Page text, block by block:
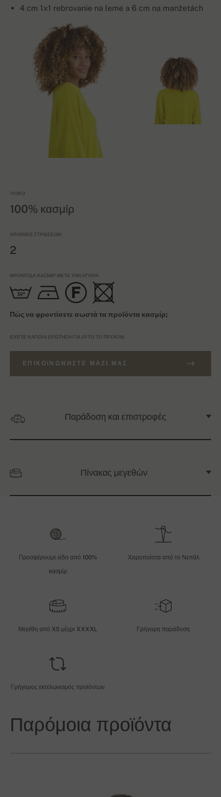
4 cm 1x1 rebrovanie na leme a 6 cm na manžetách
ΥΛΙΚΌ
100% κασμίρ
ΑΡΙΘΜΌΣ ΣΤΡΏΣΕΩΝ
2
ΦΡΟΝΤΊΔΑ ΚΑΣΜΊΡ ΜΕΤΆ ΤΗΝ ΑΓΟΡΆ
Πώς να φροντίσετε σωστά τα προϊόντα κασμίρ;
ΈΧΕΤΕ ΚΆΠΟΙΑ ΕΡΏΤΗΣΗ ΓΙΑ ΑΥΤΌ ΤΟ ΠΡΟΪΌΝ;
ΕΠΙΚΟΙΝΩΝΉΣΤΕ ΜΑΖΊ ΜΑΣ
Παράδοση και επιστροφές
Πίνακας μεγεθών
Προσφέρουμε είδη από 100%
κασμίρ
Χειροποίητα από το Νεπάλ
Μεγέθη από XS μέχρι XXXXL Γρήγορη παράδοση
Γρήγορος εκτελωνισμός προϊόντων
Παρόμοια προϊόντα